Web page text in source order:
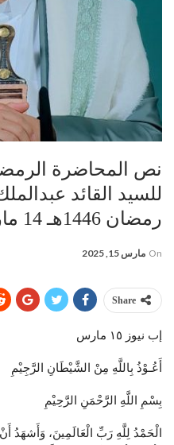
نص المحاضرة
رمضان 1446هـ 14 مارس 2025م
On مارس 15, 2025
Share
إب نيوز ١٥ مارس
أَعُـوْذُ بِاللَّهِ مِنْ الشَّيْطَانِ الرَّجِيْمِ
بِسْمِ اللَّهِ الرَّحْمَنِ الرَّحِيْمِ
الْحَمْدُ لِلَّهِ رَبِّ الْعَالَمِينَ، وَأَشهَدُ أَنْ